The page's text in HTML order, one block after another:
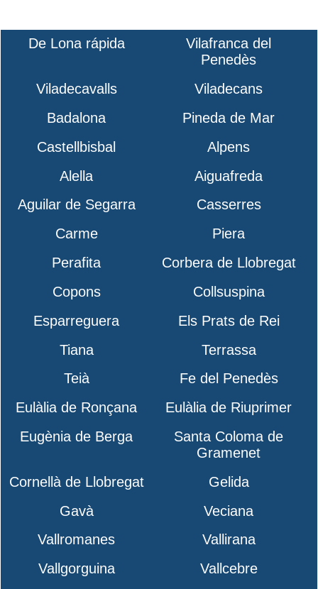
De Lona rápida
Vilafranca del
Penedès
Viladecavalls
Viladecans
Badalona
Pineda de Mar
Castellbisbal
Alpens
Alella
Aiguafreda
Aguilar de Segarra
Casserres
Carme
Piera
Perafita
Corbera de Llobregat
Copons
Collsuspina
Esparreguera
Els Prats de Rei
Tiana
Terrassa
Teià
Fe del Penedès
Eulàlia de Ronçana
Eulàlia de Riuprimer
Eugènia de Berga
Santa Coloma de
Gramenet
Cornellà de Llobregat
Gelida
Gavà
Veciana
Vallromanes
Vallirana
Vallgorguina
Vallcebre